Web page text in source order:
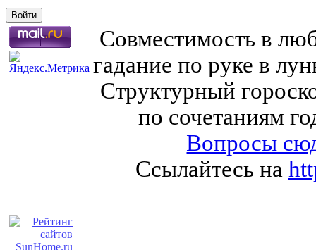
Совместимость в
гадание по руке в
Структурный
по сочетаниям
Вопросы
Ссылайтесь на